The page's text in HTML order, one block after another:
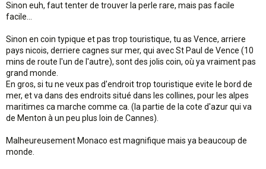
Sinon euh, faut tenter de trouver la perle rare, mais pas facile
facile...
Sinon en coin typique et pas trop touristique, tu as Vence, arriere
pays nicois, derriere cagnes sur mer, qui avec St Paul de Vence (10
mins de route l'un de l'autre), sont des jolis coin, où ya vraiment pas
grand monde.
En gros, si tu ne veux pas d'endroit trop touristique evite le bord de
mer, et va dans des endroits situé dans les collines, pour les alpes
maritimes ca marche comme ca. (la partie de la cote d'azur qui va
de Menton à un peu plus loin de Cannes).
Malheureusement Monaco est magnifique mais ya beaucoup de
monde.